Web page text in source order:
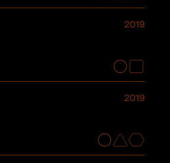
2019
2019